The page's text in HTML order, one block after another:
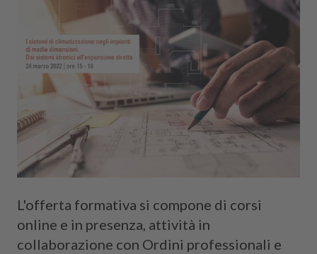
L'offerta formativa si compone di corsi
online e in presenza, attività in
collaborazione con Ordini professionali e